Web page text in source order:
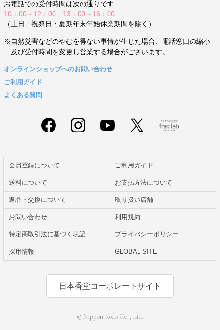
お電話での受付時間は次の通りです
10：00～12：00 13：00～16：00
（土日・祝祭日・夏期年末年始休業期間を除く）
※自然災害などのやむを得ない事情が生じた場合、電話窓口の縮小
及び受付時間を変更し営業する場合がございます。
オンラインショップへのお問い合わせ
ご利用ガイド
よくある質問
会員登録について ご利用ガイド
送料について お支払方法について
返品・交換について 取り扱い店舗
お問い合わせ 利用規約
特定商取引法に基づく表記 プライバシーポリシー
採用情報 GLOBAL SITE
日本香堂コーポレートサイト
© Nippon Kodo Co., Ltd.